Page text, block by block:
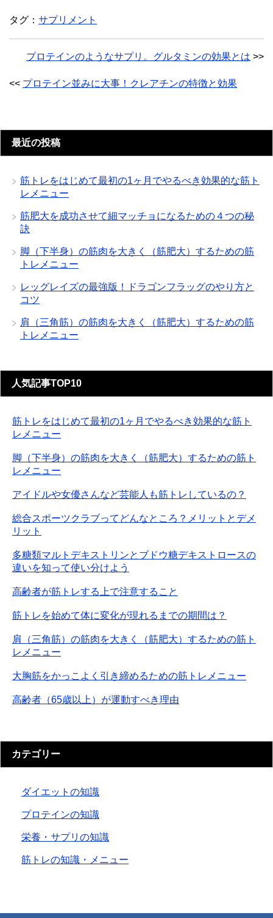
タグ： サプリメント
プロテインのようなサプリ。グルタミンの効果とは >>
<< プロテイン並みに大事！クレアチンの特徴と効果
最近の投稿
筋トレをはじめて最初の1ヶ月でやるべき効果的な筋ト
レメニュー
筋肥大を成功させて細マッチョになるための４つの秘
訣
脚（下半身）の筋肉を大きく（筋肥大）するための筋
トレメニュー
レッグレイズの最強版！ドラゴンフラッグのやり方と
コツ
肩（三角筋）の筋肉を大きく（筋肥大）するための筋
トレメニュー
人気記事TOP10
筋トレをはじめて最初の1ヶ月でやるべき効果的な筋ト
レメニュー
脚（下半身）の筋肉を大きく（筋肥大）するための筋ト
レメニュー
アイドルや女優さんなど芸能人も筋トレしているの？
総合スポーツクラブってどんなところ？メリットとデメ
リット
多糖類マルトデキストリンとブドウ糖デキストロースの
違いを知って使い分けよう
高齢者が筋トレする上で注意すること
筋トレを始めて体に変化が現れるまでの期間は？
肩（三角筋）の筋肉を大きく（筋肥大）するための筋ト
レメニュー
大胸筋をかっこよく引き締めるための筋トレメニュー
高齢者（65歳以上）が運動すべき理由
カテゴリー
ダイエットの知識
プロテインの知識
栄養・サプリの知識
筋トレの知識・メニュー